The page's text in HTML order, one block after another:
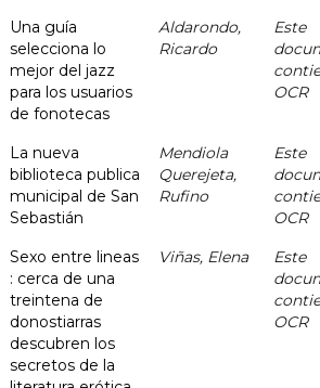
Una guía
selecciona lo
mejor del jazz
para los usuarios
de fonotecas
Aldarondo,
Ricardo
Este
OCR
La nueva
biblioteca publica
municipal de San
Sebastián
Mendiola
Querejeta,
Rufino
Este
OCR
Sexo entre lineas
: cerca de una
treintena de
donostiarras
descubren los
secretos de la
Viñas, Elena
Este
OCR